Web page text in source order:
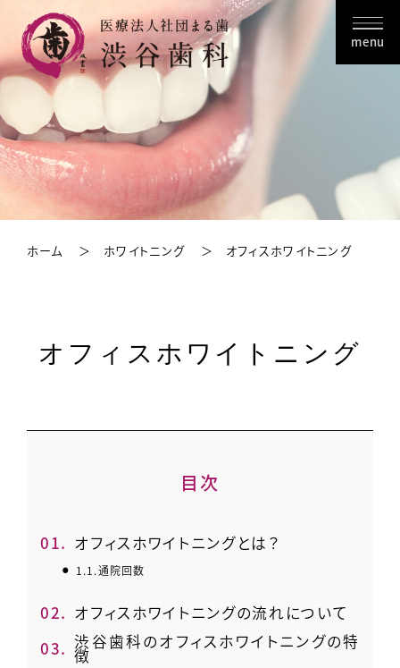
ホーム ホワイトニング オフィスホワイトニング
オフィスホワイトニング
目次
1. オフィスホワイトニングとは？
1.1.通院回数
2. オフィスホワイトニングの流れについて
3. 渋谷歯科のオフィスホワイトニングの特
徴
menu